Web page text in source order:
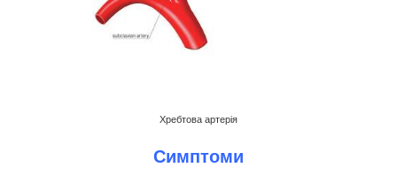
Хребтова артерія
Симптоми